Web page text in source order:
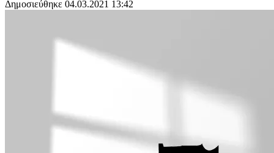
Δημοσιεύθηκε 04.03.2021 13:42